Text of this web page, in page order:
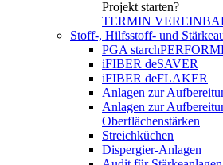
Projekt starten?
TERMIN
Stoff-, Hilfsstoff- und
PGA
iFIBER deSAVER
iFIBER deFLAKER
Anlagen zur
Anlagen zur
Oberflächenstärken
Streichküchen
Dispergier-Anlagen